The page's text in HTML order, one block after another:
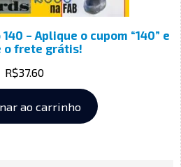
– Aplique o cupom “140” e
o frete grátis!
R$37.60
ao carrinho